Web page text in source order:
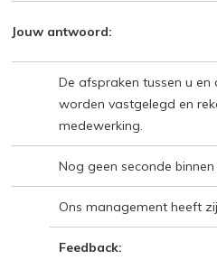
Jouw antwoord:
De afspraken tussen u
worden vastgelegd en
medewerking.
Nog geen seconde
Ons management heeft
Feedback: